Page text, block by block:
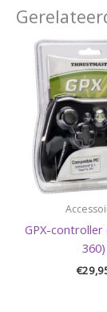
GPX-controller
360)
€